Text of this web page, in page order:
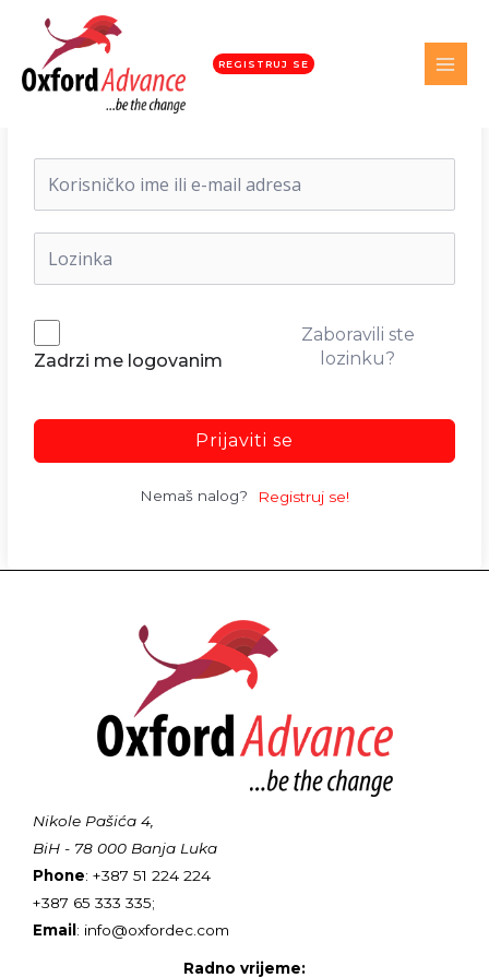
REGISTRUJ SE
Dobrodošli nazad!
Zadrzi me logovanim
Zaboravili ste
lozinku?
Prijaviti se
Nemaš nalog? Registruj se!
Nikole Pašića 4,
BiH - 78 000 Banja Luka
Phone: +387 51 224 224
+387 65 333 335;
Email: info@oxfordec.com
Radno vrijeme: